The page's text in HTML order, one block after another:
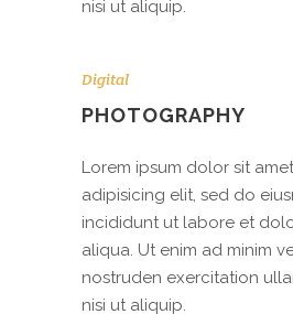
nisi ut aliquip.
Digital
PHOTOGRAPHY
Lorem ipsum dolor sit
adipisicing elit, sed do
incididunt ut labore et
aliqua. Ut enim ad minim
nostruden exercitation
nisi ut aliquip.